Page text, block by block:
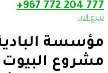
777 204 772 967+
تبــرع الان
مؤسسة
مشروع البيوت